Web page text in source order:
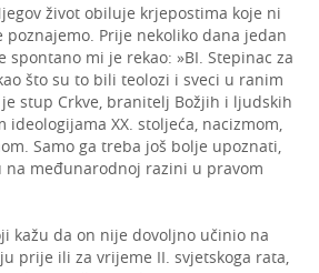
život obiluje krjepostima koje ni
poznajemo. Prije nekoliko dana jedan
spontano mi je rekao: »BI. Stepinac za
što su to bili teolozi i sveci u ranim
stup Crkve, branitelj Božjih i ljudskih
XX. stoljeća, nacizmom,
Samo ga treba još bolje upoznati,
međunarodnoj razini u pravom
kažu da on nije dovoljno učinio na
prije ili za vrijeme II. svjetskoga rata,